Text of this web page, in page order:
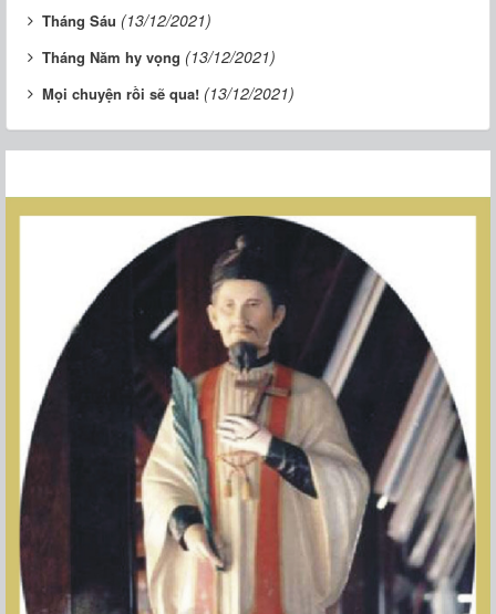
Tháng Sáu (13/12/2021)
Tháng Năm hy vọng (13/12/2021)
Mọi chuyện rồi sẽ qua! (13/12/2021)